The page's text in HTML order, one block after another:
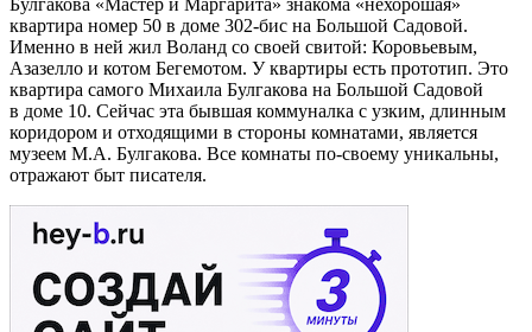
Булгакова «Мастер и Маргарита» знакома «нехорошая»
квартира номер 50 в доме 302-бис на Большой Садовой.
Именно в ней жил Воланд со своей свитой: Коровьевым,
Азазелло и котом Бегемотом. У квартиры есть прототип. Это
квартира самого Михаила Булгакова на Большой Садовой
в доме 10. Сейчас эта бывшая коммуналка с узким, длинным
коридором и отходящими в стороны комнатами, является
музеем М.А. Булгакова. Все комнаты по-своему уникальны,
отражают быт писателя.